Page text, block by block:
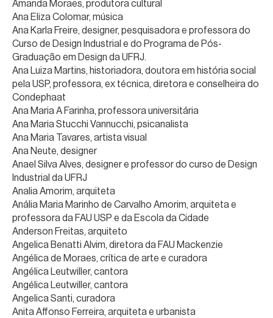
Amanda Moraes, produtora cultural
Ana Eliza Colomar, música
Ana Karla Freire, designer, pesquisadora e professora do
Curso de Design Industrial e do Programa de Pós-
Graduação em Design da UFRJ.
Ana Luiza Martins, historiadora, doutora em história social
pela USP, professora, ex técnica, diretora e conselheira do
Condephaat
Ana Maria A Farinha, professora universitária
Ana Maria Stucchi Vannucchi, psicanalista
Ana Maria Tavares, artista visual
Ana Neute, designer
Anael Silva Alves, designer e professor do curso de Design
Industrial da UFRJ
Analia Amorim, arquiteta
Anália Maria Marinho de Carvalho Amorim, arquiteta e
professora da FAU USP e da Escola da Cidade
Anderson Freitas, arquiteto
Angelica Benatti Alvim, diretora da FAU Mackenzie
Angélica de Moraes, crítica de arte e curadora
Angélica Leutwiller, cantora
Angélica Leutwiller, cantora
Angelica Santi, curadora
Anita Affonso Ferreira, arquiteta e urbanista